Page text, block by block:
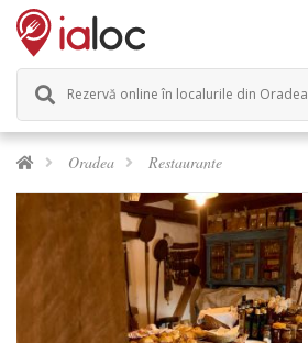
Rezervă online în localurile din Oradea
Oradea Restaurante